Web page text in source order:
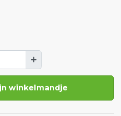
winkelmandje